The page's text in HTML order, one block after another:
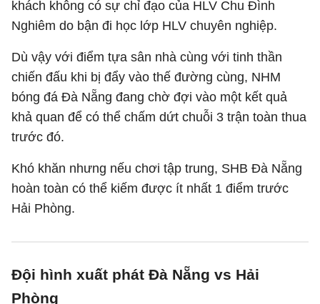
khách không có sự chỉ đạo của HLV Chu Đình
Nghiêm do bận đi học lớp HLV chuyên nghiệp.
Dù vậy với điểm tựa sân nhà cùng với tinh thần
chiến đấu khi bị đẩy vào thế đường cùng, NHM
bóng đá Đà Nẵng đang chờ đợi vào một kết quả
khả quan để có thể chấm dứt chuỗi 3 trận toàn thua
trước đó.
Khó khăn nhưng nếu chơi tập trung, SHB Đà Nẵng
hoàn toàn có thể kiếm được ít nhất 1 điểm trước
Hải Phòng.
Đội hình xuất phát Đà Nẵng vs Hải
Phòng